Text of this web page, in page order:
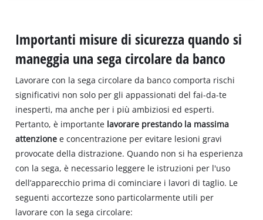
Importanti misure di sicurezza quando si
maneggia una sega circolare da banco
Lavorare con la sega circolare da banco comporta rischi
significativi non solo per gli appassionati del fai-da-te
inesperti, ma anche per i più ambiziosi ed esperti.
Pertanto, è importante lavorare prestando la massima
attenzione e concentrazione per evitare lesioni gravi
provocate della distrazione. Quando non si ha esperienza
con la sega, è necessario leggere le istruzioni per l'uso
dell’apparecchio prima di cominciare i lavori di taglio. Le
seguenti accortezze sono particolarmente utili per
lavorare con la sega circolare: